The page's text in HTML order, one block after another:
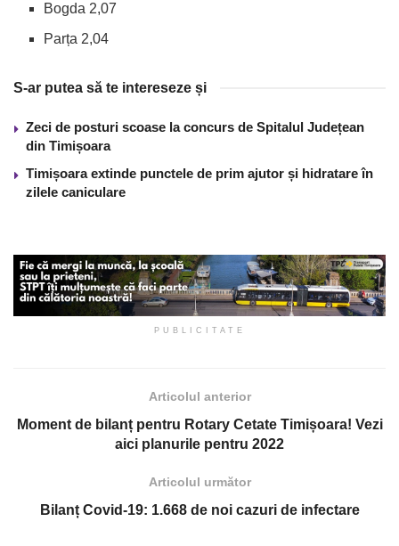
Bogda 2,07
Parța 2,04
S-ar putea să te intereseze și
Zeci de posturi scoase la concurs de Spitalul Județean
din Timișoara
Timișoara extinde punctele de prim ajutor și hidratare în
zilele caniculare
PUBLICITATE
Articolul anterior
Moment de bilanț pentru Rotary Cetate Timișoara! Vezi
aici planurile pentru 2022
Articolul următor
Bilanț Covid-19: 1.668 de noi cazuri de infectare